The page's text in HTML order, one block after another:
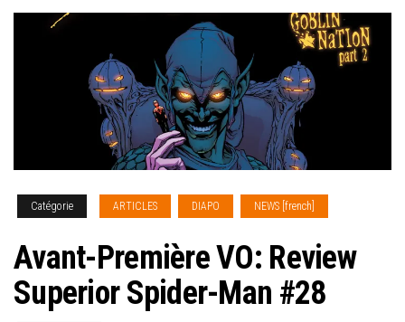
Catégorie ARTICLES DIAPO NEWS [french]
Avant-Première VO: Review
Superior Spider-Man #28